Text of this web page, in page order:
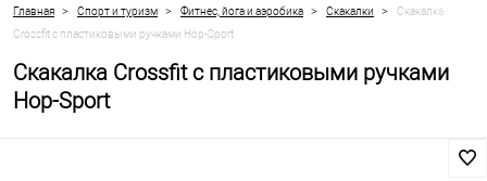
Главная > Спорт и туризм > Фитнес, йога и аэробика > Скакалки >
Скакалка
Crossfit с пластиковыми ручками Hop-Sport
Скакалка Crossfit с пластиковыми ручками
Hop-Sport